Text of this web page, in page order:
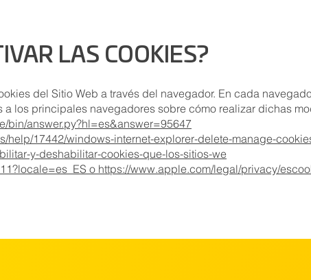
LAS COOKIES?
del Sitio Web a través del navegador. En cada
los principales navegadores sobre cómo realizar dichas
bin/answer.py?hl=es&answer=95647
help/17442/windows-internet-explorer-delete-manage-
y-deshabilitar-cookies-que-los-sitios-we
o https://www.apple.com/legal/privacy/